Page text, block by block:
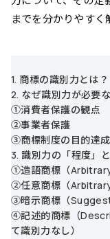
までを分かりやすく
1. 商標の識別力とは？
2. なぜ識別力が必要
①消費者保護の観点
②事業者保護
③商標制度の目的達成
3. 識別力の「程度」
①造語商標（
②任意商標（
③暗示商標（
④記述的商標（
て識別力なし）